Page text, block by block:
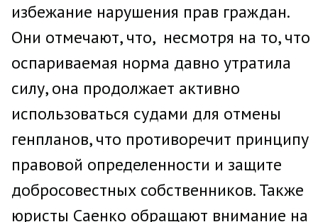
избежание нарушения прав граждан.
Они отмечают, что, несмотря на то, что
оспариваемая норма давно утратила
силу, она продолжает активно
использоваться судами для отмены
генпланов, что противоречит принципу
правовой определенности и защите
добросовестных собственников. Также
юристы Саенко обращают внимание на